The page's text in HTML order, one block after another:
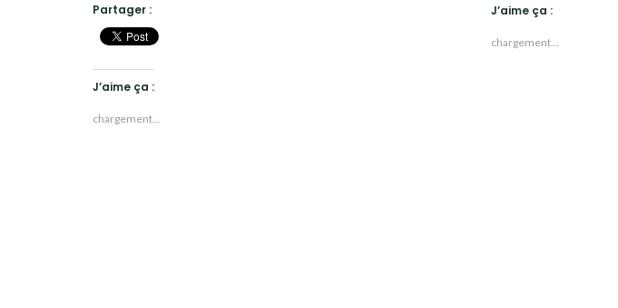
Partager :
J’aime ça :
chargement…
J’aime ça :
chargement…